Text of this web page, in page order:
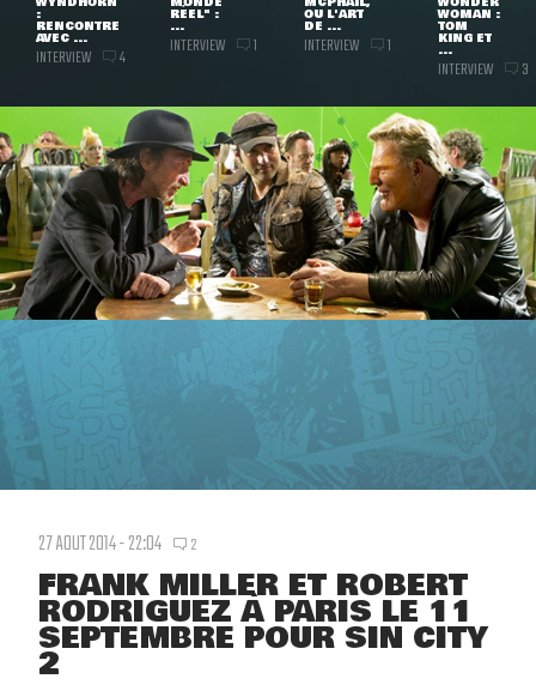
:
RENCONTRE
AVEC ...
INTERVIEW 4
RÉEL" :
...
INTERVIEW 1
OU L'ART
DE ...
INTERVIEW 1
WOMAN :
TOM
KING ET
...
INTERVIEW 3
27 AOUT 2014 - 22:04 2
FRANK MILLER ET ROBERT
RODRIGUEZ À PARIS LE 11
SEPTEMBRE POUR SIN CITY
2